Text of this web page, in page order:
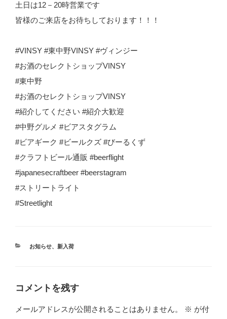
土日は12－20時営業です
皆様のご来店をお待ちしております！！！
#VINSY #東中野VINSY #ヴィンジー
#お酒のセレクトショップVINSY
#東中野
#お酒のセレクトショップVINSY
#紹介してください #紹介大歓迎
#中野グルメ #ビアスタグラム
#ビアギーク #ビールクズ #びーるくず
#クラフトビール通販 #beerflight
#japanesecraftbeer #beerstagram
#ストリートライト
#Streetlight
カ
お知らせ、 新入荷
コメントを残す
メールアドレスが公開されることはありません。 ※ が付